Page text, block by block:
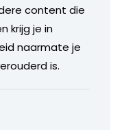
content die
krijg je in
naarmate je
is.